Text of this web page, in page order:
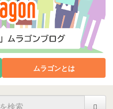
ムラゴンとは